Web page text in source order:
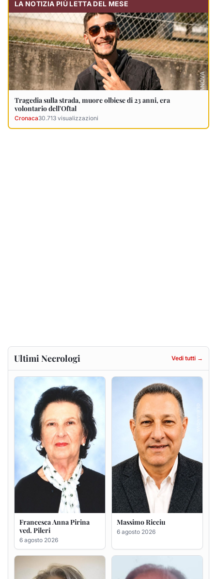
Francesca Anna Pirina
ved. Pileri
6 agosto 2026
Massimo Ricciu
6 agosto 2026
Maria Teresa Floris ved.
6 agosto 2026
Renzo Murrai
5 agosto 2026